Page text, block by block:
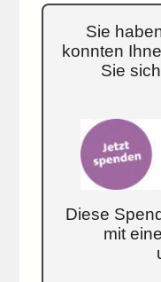
Sie
konnten
Sie
Diese
mit